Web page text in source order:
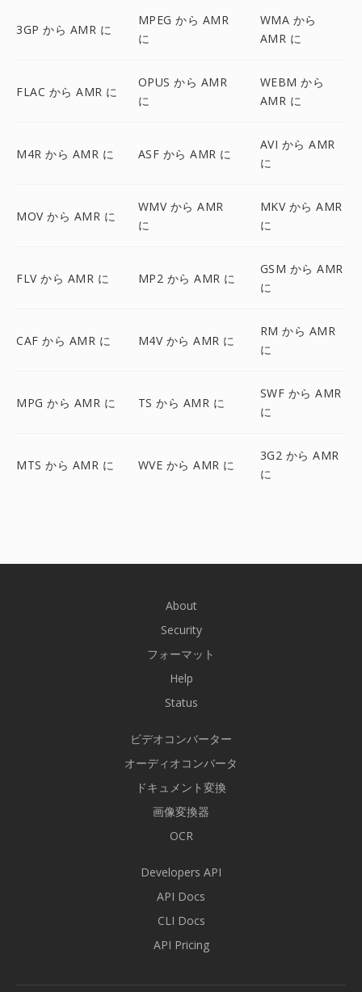
3GP から AMR に
MPEG から AMR
に
WMA から
AMR に
FLAC から AMR に
OPUS から AMR
に
WEBM から
AMR に
M4R から AMR に ASF から AMR に
AVI から AMR
に
MOV から AMR に
WMV から AMR
に
MKV から AMR
に
FLV から AMR に MP2 から AMR に
GSM から AMR
に
CAF から AMR に M4V から AMR に
RM から AMR
に
MPG から AMR に TS から AMR に
SWF から AMR
に
MTS から AMR に WVE から AMR に
3G2 から AMR
に
About
Security
フォーマット
Help
Status
ビデオコンバーター
オーディオコンバータ
ドキュメント変換
画像変換器
OCR
Developers API
API Docs
CLI Docs
API Pricing